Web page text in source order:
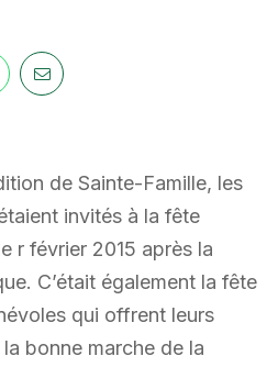
de Sainte-Famille, les
invités à la fête
r février 2015 après la
C’était également la fête
qui offrent leurs
bonne marche de la